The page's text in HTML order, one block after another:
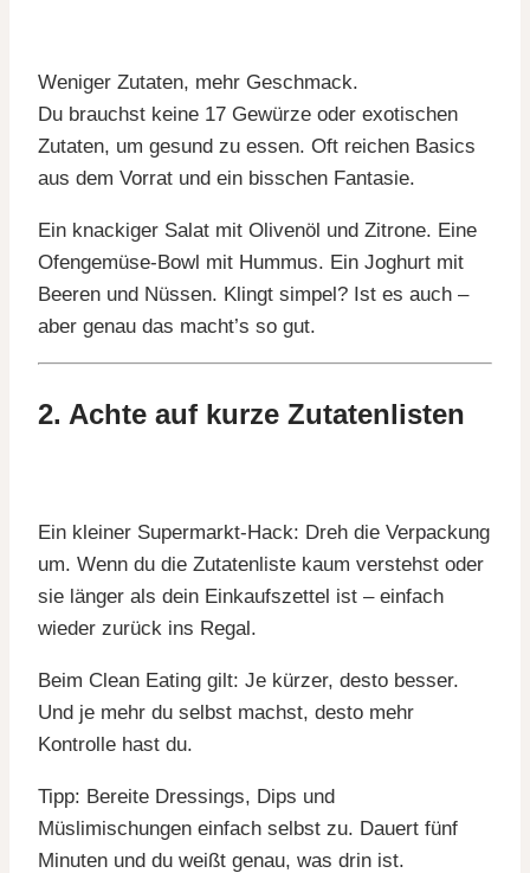
Weniger Zutaten, mehr Geschmack.
Du brauchst keine 17 Gewürze oder exotischen
Zutaten, um gesund zu essen. Oft reichen Basics
aus dem Vorrat und ein bisschen Fantasie.
Ein knackiger Salat mit Olivenöl und Zitrone. Eine
Ofengemüse-Bowl mit Hummus. Ein Joghurt mit
Beeren und Nüssen. Klingt simpel? Ist es auch –
aber genau das macht’s so gut.
2. Achte auf kurze Zutatenlisten
Ein kleiner Supermarkt-Hack: Dreh die Verpackung
um. Wenn du die Zutatenliste kaum verstehst oder
sie länger als dein Einkaufszettel ist – einfach
wieder zurück ins Regal.
Beim Clean Eating gilt: Je kürzer, desto besser.
Und je mehr du selbst machst, desto mehr
Kontrolle hast du.
Tipp: Bereite Dressings, Dips und
Müslimischungen einfach selbst zu. Dauert fünf
Minuten und du weißt genau, was drin ist.